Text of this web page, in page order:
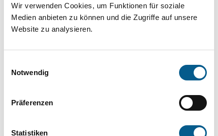
Wir verwenden Cookies, um Funktionen für soziale
Medien anbieten zu können und die Zugriffe auf unsere
Website zu analysieren.
Notwendig
Präferenzen
Statistiken
Stiftungsdatenbank recherchieren. Bei der
Suche bitte die Groß- und Kleinschreibung
Bitte Suchbegriff eingeben. Ergebnisse
Kategorien verfeinert werden.
Suchen